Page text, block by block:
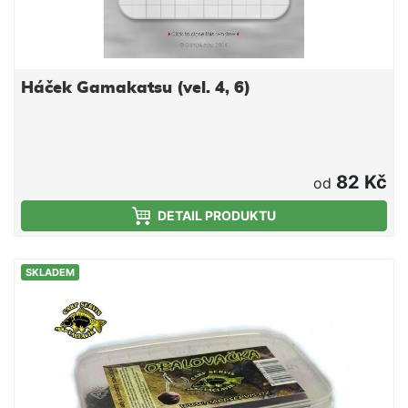
Háček Gamakatsu (vel. 4, 6)
od 82 Kč
DETAIL PRODUKTU
SKLADEM